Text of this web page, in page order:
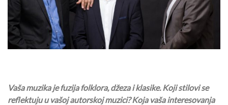
Vaša muzika je fuzija folklora, džeza i klasike. Koji stilovi se
reflektuju u vašoj autorskoj muzici? Koja vaša interesovanja